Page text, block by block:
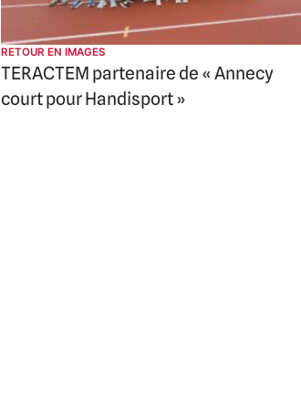
RETOUR EN IMAGES
TERACTEM partenaire de « Annecy
court pour Handisport »